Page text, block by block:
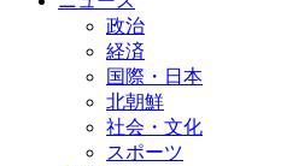
政治
経済
国際・日本
北朝鮮
社会・文化
スポーツ